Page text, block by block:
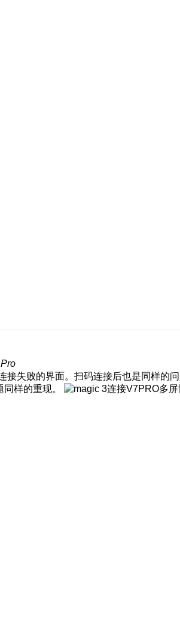
接失败的界面。扫码连接后也是同样的
样的重现。